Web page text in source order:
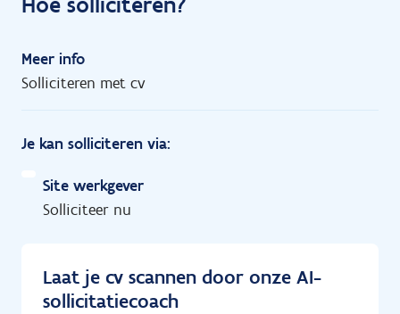
Meer info
Solliciteren met cv
Je kan solliciteren via:
Site werkgever
Solliciteer nu
Laat je cv scannen door onze AI-
sollicitatiecoach